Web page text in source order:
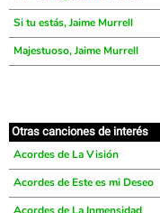
Si tu estás, Jaime Murrell
Majestuoso, Jaime Murrell
Otras canciones de interés
Acordes de La Visión
Acordes de Este es mi Deseo